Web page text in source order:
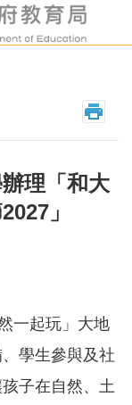
理「和大
」
一起玩」大地
學生參與及社
子在自然、土